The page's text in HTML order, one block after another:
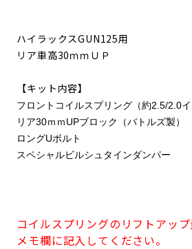
ハイラックスGUN125用
リア車高30ｍｍＵＰ
【キット内容】
フロントコイルスプリング（約2.5/2.0イ
リア30ｍｍUPブロック（バトルズ製）
ロングUボルト
スペシャルビルシュタインダンパー
コイルスプリングのリフトアッ
メモ欄に記入してください。